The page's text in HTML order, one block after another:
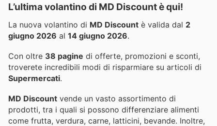
L’ultima volantino di MD Discount è qui!
La nuova volantino di MD Discount è valida dal 2
giugno 2026 al 14 giugno 2026.
Con oltre 38 pagine di offerte, promozioni e sconti,
troverete incredibili modi di risparmiare su articoli di
Supermercati.
MD Discount vende un vasto assortimento di
prodotti, tra i quali si possono differenziare alimenti
come frutta, verdura, carne, latticini, bevande. Inoltre,